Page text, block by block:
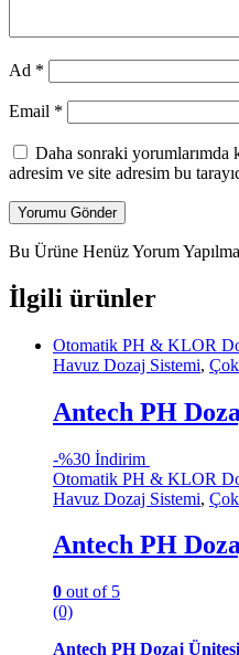
Ad *
Email *
Daha sonraki yorumlarımda
adresim ve site adresim bu
Bu Ürüne Henüz Yorum
İlgili ürünler
Otomatik PH & KLOR
Havuz Dozaj Sistemi,
Antech PH
-%30 İndirim
Otomatik PH & KLOR
Havuz Dozaj Sistemi,
Antech PH
0 out of 5
(0)
Antech PH Dozaj